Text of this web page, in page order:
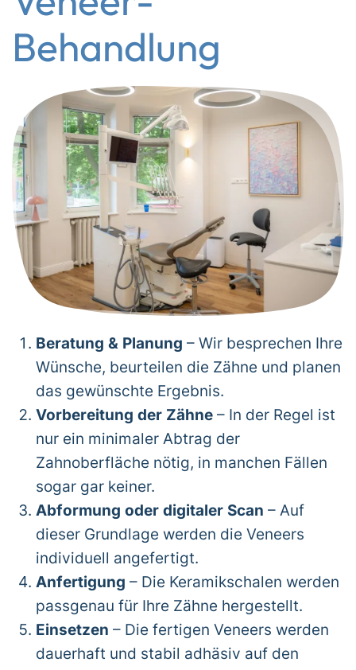
Behandlung
Beratung & Planung – Wir besprechen Ihre
Wünsche, beurteilen die Zähne und planen
das gewünschte Ergebnis.
Vorbereitung der Zähne – In der Regel ist
nur ein minimaler Abtrag der
Zahnoberfläche nötig, in manchen Fällen
sogar gar keiner.
Abformung oder digitaler Scan – Auf
dieser Grundlage werden die Veneers
individuell angefertigt.
Anfertigung – Die Keramikschalen werden
passgenau für Ihre Zähne hergestellt.
Einsetzen – Die fertigen Veneers werden
dauerhaft und stabil adhäsiv auf den